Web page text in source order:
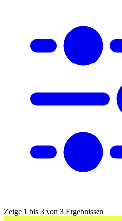
Zeige 1 bis 3 von 3 Ergebnissen